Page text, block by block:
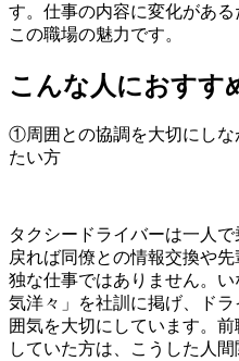
す。仕事の内容に変化があ
この職場の魅力です。
こんな人におすす
①周囲との協調を大切にしな
たい方
タクシードライバーは一人
戻れば同僚との情報交換や
独な仕事ではありません。
気洋々」を社訓に掲げ、ド
囲気を大切にしています。
していた方は、こうした人